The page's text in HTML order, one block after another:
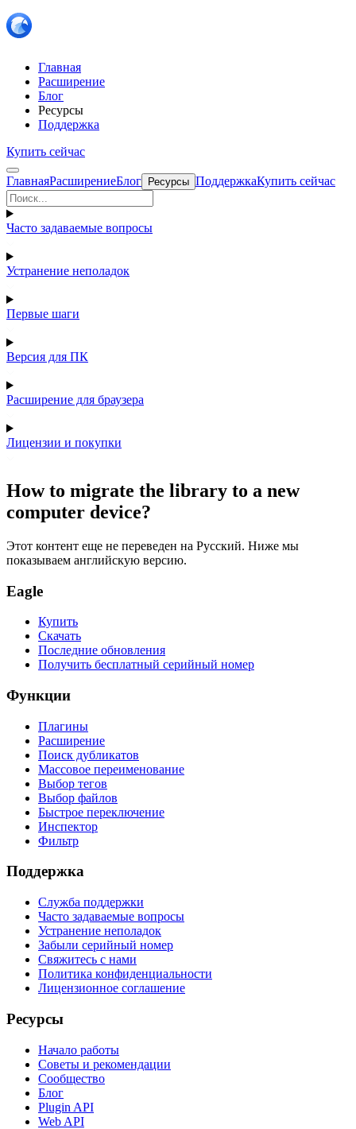
Главная
Расширение
Блог
Ресурсы
Поддержка
Купить сейчас
ГлавнаяРасширениеБлог Ресурсы ПоддержкаКупить сейчас
Часто задаваемые вопросы
Устранение неполадок
Первые шаги
Версия для ПК
Расширение для браузера
Лицензии и покупки
How to migrate the library to a new
computer device?
Этот контент еще не переведен на Русский. Ниже мы
показываем английскую версию.
Eagle
Купить
Скачать
Последние обновления
Получить бесплатный серийный номер
Функции
Плагины
Расширение
Поиск дубликатов
Массовое переименование
Выбор тегов
Выбор файлов
Быстрое переключение
Инспектор
Фильтр
Поддержка
Служба поддержки
Часто задаваемые вопросы
Устранение неполадок
Забыли серийный номер
Свяжитесь с нами
Политика конфиденциальности
Лицензионное соглашение
Ресурсы
Начало работы
Советы и рекомендации
Сообщество
Блог
Plugin API
Web API